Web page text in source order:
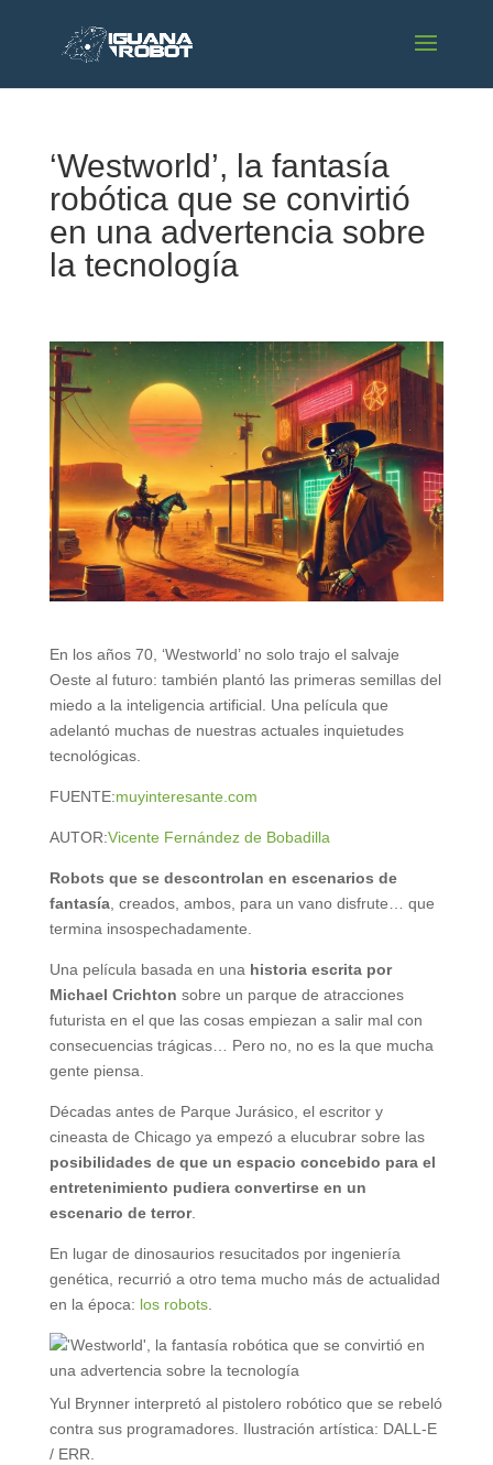
‘Westworld’, la fantasía
robótica que se convirtió
en una advertencia sobre
la tecnología
En los años 70, ‘Westworld’ no solo trajo el salvaje
Oeste al futuro: también plantó las primeras semillas del
miedo a la inteligencia artificial. Una película que
adelantó muchas de nuestras actuales inquietudes
tecnológicas.
FUENTE:muyinteresante.com
AUTOR:Vicente Fernández de Bobadilla
Robots que se descontrolan en escenarios de
fantasía, creados, ambos, para un vano disfrute… que
termina insospechadamente.
Una película basada en una historia escrita por
Michael Crichton sobre un parque de atracciones
futurista en el que las cosas empiezan a salir mal con
consecuencias trágicas… Pero no, no es la que mucha
gente piensa.
Décadas antes de Parque Jurásico, el escritor y
cineasta de Chicago ya empezó a elucubrar sobre las
posibilidades de que un espacio concebido para el
entretenimiento pudiera convertirse en un
escenario de terror.
En lugar de dinosaurios resucitados por ingeniería
genética, recurrió a otro tema mucho más de actualidad
en la época: los robots.
Yul Brynner interpretó al pistolero robótico que se rebeló
contra sus programadores. Ilustración artística: DALL-E
/ ERR.